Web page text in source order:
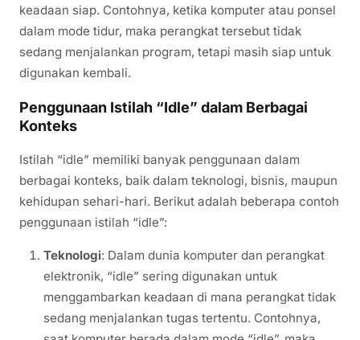
keadaan siap. Contohnya, ketika komputer atau ponsel
dalam mode tidur, maka perangkat tersebut tidak
sedang menjalankan program, tetapi masih siap untuk
digunakan kembali.
Penggunaan Istilah “Idle” dalam Berbagai
Konteks
Istilah “idle” memiliki banyak penggunaan dalam
berbagai konteks, baik dalam teknologi, bisnis, maupun
kehidupan sehari-hari. Berikut adalah beberapa contoh
penggunaan istilah “idle”:
Teknologi: Dalam dunia komputer dan perangkat
elektronik, “idle” sering digunakan untuk
menggambarkan keadaan di mana perangkat tidak
sedang menjalankan tugas tertentu. Contohnya,